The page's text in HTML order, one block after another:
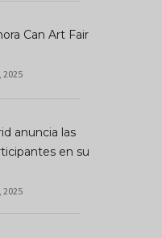
La Gioconda Parece
JULIO 01, 2026
Can Art Fair
2025
anuncia las
en su
2025